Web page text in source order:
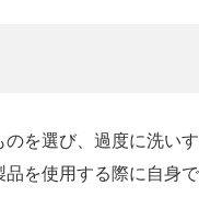
を選び、過度に洗い
を使用する際に自身